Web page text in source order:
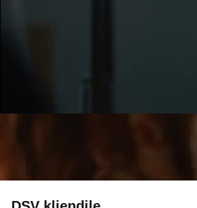
Eesti
õhu-, mere-, maantee- ja